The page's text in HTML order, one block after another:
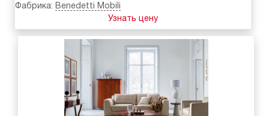
Фабрика: Benedetti Mobili
Узнать цену